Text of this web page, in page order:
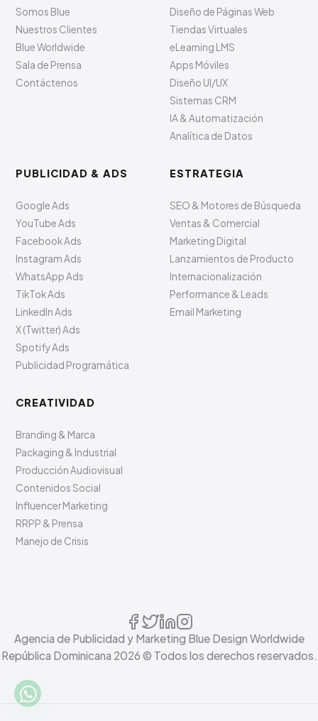
Somos Blue
Nuestros Clientes
Blue Worldwide
Sala de Prensa
Contáctenos
Diseño de Páginas Web
Tiendas Virtuales
eLearning LMS
Apps Móviles
Diseño UI/UX
Sistemas CRM
IA & Automatización
Analítica de Datos
PUBLICIDAD & ADS
Google Ads
YouTube Ads
Facebook Ads
Instagram Ads
WhatsApp Ads
TikTok Ads
LinkedIn Ads
X (Twitter) Ads
Spotify Ads
Publicidad Programática
ESTRATEGIA
SEO & Motores de Búsqueda
Ventas & Comercial
Marketing Digital
Lanzamientos de Producto
Internacionalización
Performance & Leads
Email Marketing
CREATIVIDAD
Branding & Marca
Packaging & Industrial
Producción Audiovisual
Contenidos Social
Influencer Marketing
RRPP & Prensa
Manejo de Crisis
Agencia de Publicidad y Marketing Blue Design Worldwide
República Dominicana 2026 © Todos los derechos reservados.